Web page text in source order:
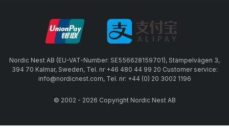
Nordic Nest AB (EU-VAT-Number: SE556628159701), Stämpelvägen 3,
394 70 Kalmar, Sweden, Tel. nr +46 480 44 99 20 Customer service:
info@nordicnest.com, Tel. nr: +44 (0) 20 3002 1196
© 2002 - 2026 Copyright Nordic Nest AB